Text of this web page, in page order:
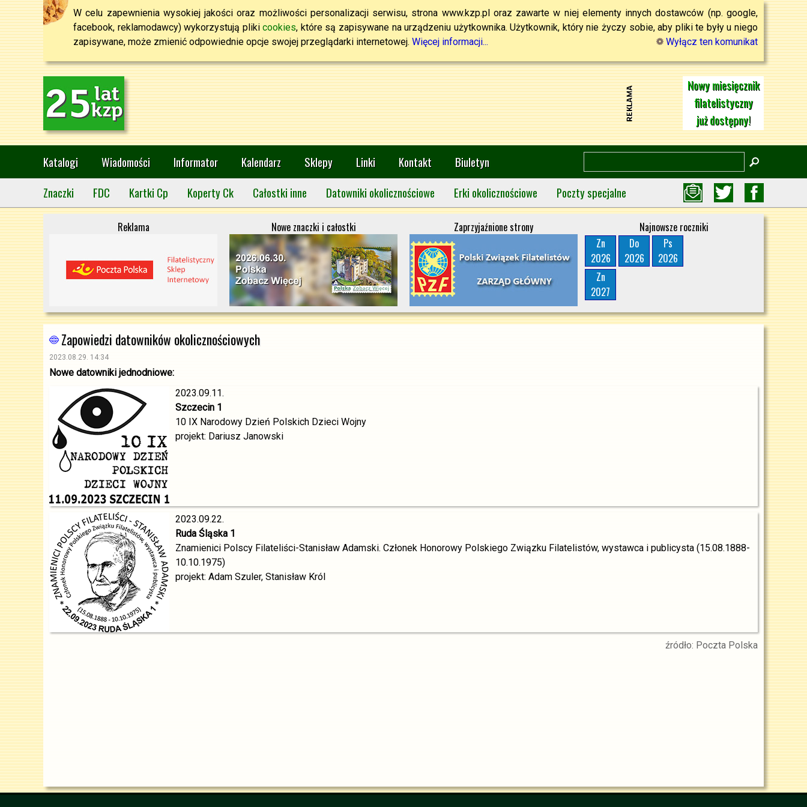
W celu zapewnienia wysokiej jakości oraz możliwości personalizacji serwisu, strona www.kzp.pl oraz zawarte w niej elementy innych dostawców (np. google,
facebook, reklamodawcy) wykorzystują plikicookies, które są zapisywane na urządzeniu użytkownika. Użytkownik, który nie życzy sobie, aby pliki te były u niego
zapisywane, może zmienić odpowiednie opcje swojej przeglądarki internetowej. Więcej informacji... Wyłącz ten komunikat
Nowy miesięcznik
filatelistyczny
już dostępny!
Katalogi Wiadomości Informator Kalendarz Sklepy Linki Kontakt
Biuletyn
Znaczki
FDC Kartki Cp Koperty Ck Całostki inne Datowniki okolicznościowe Erki okolicznościowe Poczty specjalne
Reklama Nowe znaczki i całostki Zaprzyjaźnione strony
Najnowsze roczniki
Zn
2026
Do
2026
Ps
2026
Zn
2027
Zapowiedzi datowników okolicznościowych
2023.08.29. 14:34
Nowe datowniki jednodniowe:
2023.09.11.
Szczecin 1
10 IX Narodowy Dzień Polskich Dzieci Wojny
projekt: Dariusz Janowski
2023.09.22.
Ruda Śląska 1
Znamienici Polscy Filateliści-Stanisław Adamski. Członek Honorowy Polskiego Związku Filatelistów, wystawca i publicysta (15.08.1888-
10.10.1975)
projekt: Adam Szuler, Stanisław Król
źródło: Poczta Polska